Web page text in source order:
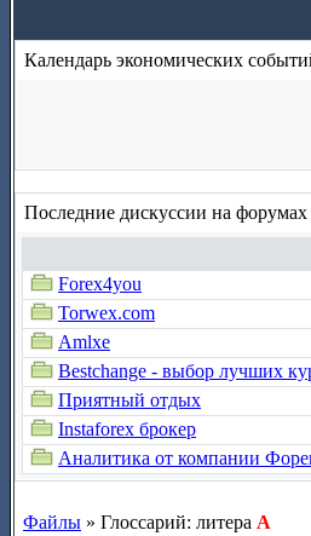
Календарь экономических
Последние дискуссии на форумах
Forex4you
Torwex.com
Amlxe
Bestchange - выбор лучших
Приятный отдых
Instaforex брокер
Аналитика от компании
Файлы » Глоссарий: литера A